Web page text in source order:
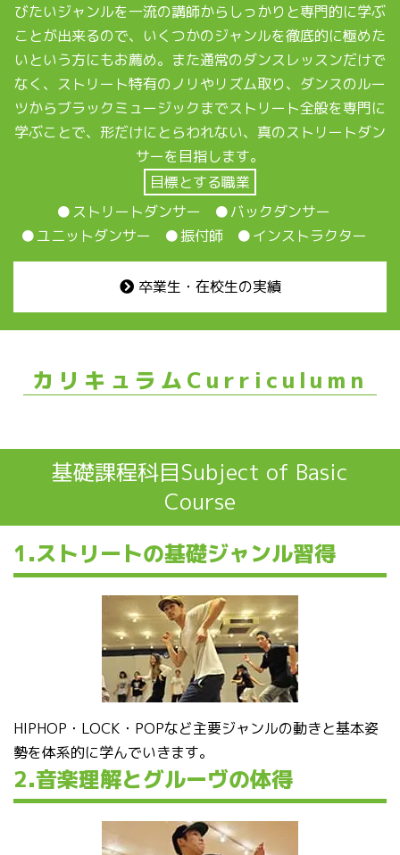
びたいジャンルを一流の講師からしっかりと専門的に学ぶ
ことが出来るので、いくつかのジャンルを徹底的に極めた
いという方にもお薦め。また通常のダンスレッスンだけで
なく、ストリート特有のノリやリズム取り、ダンスのルー
ツからブラックミュージックまでストリート全般を専門に
学ぶことで、形だけにとらわれない、真のストリートダン
サーを目指します。
目標とする職業
ストリートダンサー
バックダンサー
ユニットダンサー
振付師 インストラクター
卒業生・在校生の実績
カリキュラムCurriculumn
基礎課程科目Subject of Basic
Course
1.ストリートの基礎ジャンル習得
HIPHOP・LOCK・POPなど主要ジャンルの動きと基本姿
勢を体系的に学んでいきます。
2.音楽理解とグルーヴの体得